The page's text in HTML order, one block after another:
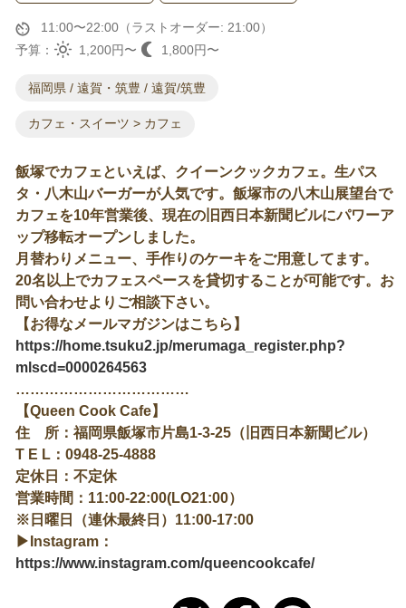
11:00〜22:00（ラストオーダー: 21:00）
予算：
1,200円〜 1,800円〜
福岡県 / 遠賀・筑豊 / 遠賀/筑豊
カフェ・スイーツ > カフェ
飯塚でカフェといえば、クイーンクックカフェ。生パス
タ・八木山バーガーが人気です。飯塚市の八木山展望台で
カフェを10年営業後、現在の旧西日本新聞ビルにパワーア
ップ移転オープンしました。
月替わりメニュー、手作りのケーキをご用意してます。
20名以上でカフェスペースを貸切することが可能です。お
問い合わせよりご相談下さい。
【お得なメールマガジンはこちら】
https://home.tsuku2.jp/merumaga_register.php?
mlscd=0000264563
………………………………
【Queen Cook Cafe】
住 所：福岡県飯塚市片島1-3-25（旧西日本新聞ビル）
T E L：0948-25-4888
定休日：不定休
営業時間：11:00-22:00(LO21:00）
※日曜日（連休最終日）11:00-17:00
▶Instagram：
https://www.instagram.com/queencookcafe/